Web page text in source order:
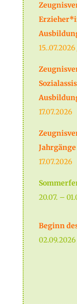
17.07.2026
Jahrgänge
17.07.2026
20.07. –
Beginn
02.09.2026